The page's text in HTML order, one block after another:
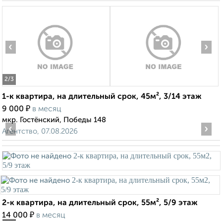
2/3
‹ ›
1-к квартира, на длительный срок, 45м², 3/14 этаж
9 000 ₽ в месяц
мкр. Гостёнский, Победы 148
Агентство, 07.08.2026
‹ ›
2-к квартира, на длительный срок, 55м², 5/9 этаж
14 000 ₽ в месяц